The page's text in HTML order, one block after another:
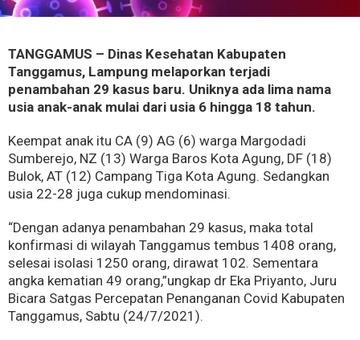
TANGGAMUS – Dinas Kesehatan Kabupaten
Tanggamus, Lampung melaporkan terjadi
penambahan 29 kasus baru. Uniknya ada lima nama
usia anak-anak mulai dari usia 6 hingga 18 tahun.
Keempat anak itu CA (9) AG (6) warga Margodadi
Sumberejo, NZ (13) Warga Baros Kota Agung, DF (18)
Bulok, AT (12) Campang Tiga Kota Agung. Sedangkan
usia 22-28 juga cukup mendominasi.
“Dengan adanya penambahan 29 kasus, maka total
konfirmasi di wilayah Tanggamus tembus 1408 orang,
selesai isolasi 1250 orang, dirawat 102. Sementara
angka kematian 49 orang,”ungkap dr Eka Priyanto, Juru
Bicara Satgas Percepatan Penanganan Covid Kabupaten
Tanggamus, Sabtu (24/7/2021).